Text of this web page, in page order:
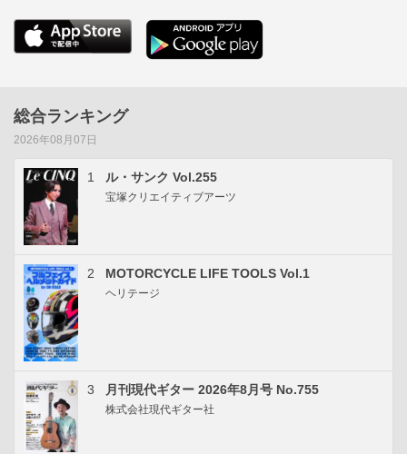
総合ランキング
2026年08月07日
1 ル・サンク Vol.255
宝塚クリエイティブアーツ
2 MOTORCYCLE LIFE TOOLS Vol.1
ヘリテージ
3 月刊現代ギター 2026年8月号 No.755
株式会社現代ギター社